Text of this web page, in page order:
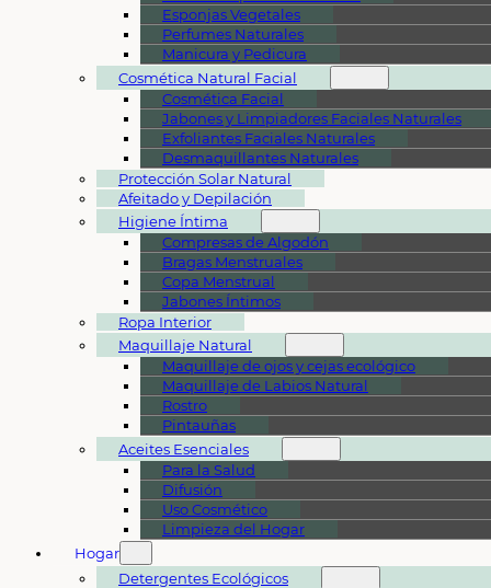
Esponjas Vegetales
Perfumes Naturales
Manicura y Pedicura
Cosmética Natural Facial
Cosmética Facial
Jabones y Limpiadores Faciales Naturales
Exfoliantes Faciales Naturales
Desmaquillantes Naturales
Protección Solar Natural
Afeitado y Depilación
Higiene Íntima
Compresas de Algodón
Bragas Menstruales
Copa Menstrual
Jabones Íntimos
Ropa Interior
Maquillaje Natural
Maquillaje de ojos y cejas ecológico
Maquillaje de Labios Natural
Rostro
Pintauñas
Aceites Esenciales
Para la Salud
Difusión
Uso Cosmético
Limpieza del Hogar
Hogar
Detergentes Ecológicos